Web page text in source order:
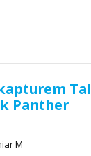
Panther
M